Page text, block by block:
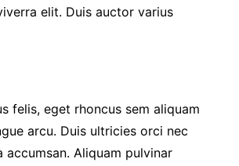
elit. Duis auctor varius
felis, eget rhoncus sem aliquam
arcu. Duis ultricies orci nec
accumsan. Aliquam pulvinar